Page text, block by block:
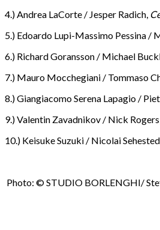
4.) Andrea LaCorte / Jesper Radich,
5.) Edoardo Lupi-Massimo Pessina /
6.) Richard Goransson / Michael
7.) Mauro Mocchegiani / Tommaso
8.) Giangiacomo Serena Lapagio /
9.) Valentin Zavadnikov / Nick
10.) Keisuke Suzuki / Nicolai
Photo: © STUDIO BORLENGHI/